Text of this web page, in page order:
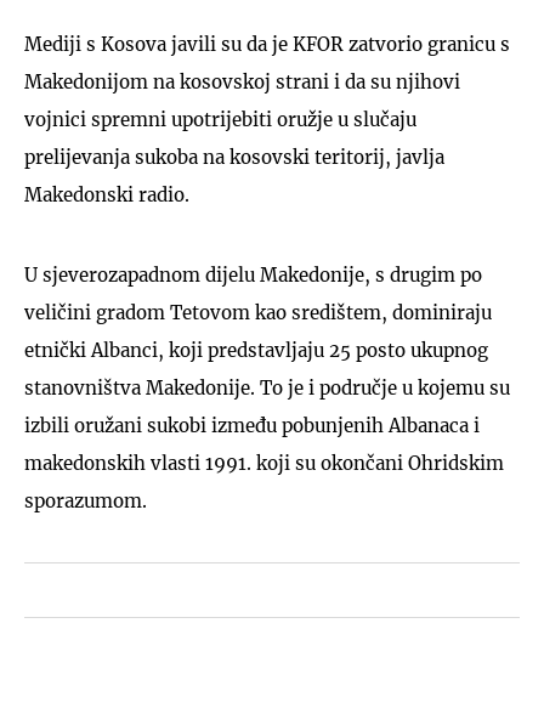
Mediji s Kosova javili su da je KFOR zatvorio granicu s
Makedonijom na kosovskoj strani i da su njihovi
vojnici spremni upotrijebiti oružje u slučaju
prelijevanja sukoba na kosovski teritorij, javlja
Makedonski radio.
U sjeverozapadnom dijelu Makedonije, s drugim po
veličini gradom Tetovom kao središtem, dominiraju
etnički Albanci, koji predstavljaju 25 posto ukupnog
stanovništva Makedonije. To je i područje u kojemu su
izbili oružani sukobi između pobunjenih Albanaca i
makedonskih vlasti 1991. koji su okončani Ohridskim
sporazumom.